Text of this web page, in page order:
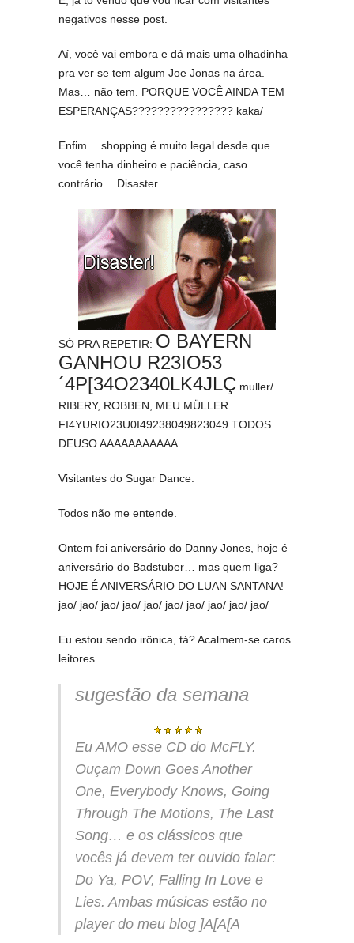
negativos nesse post.
Aí, você vai embora e dá mais uma olhadinha
pra ver se tem algum Joe Jonas na área.
Mas… não tem. PORQUE VOCÊ AINDA TEM
ESPERANÇAS???????????????? kaka/
Enfim… shopping é muito legal desde que
você tenha dinheiro e paciência, caso
contrário… Disaster.
SÓ PRA REPETIR: O BAYERN
GANHOU R23IO53
´4P[34O2340LK4JLÇ muller/
RIBERY, ROBBEN, MEU MÜLLER
FI4YURIO23U0I49238049823049 TODOS
DEUSO AAAAAAAAAAA
Visitantes do Sugar Dance:
Todos não me entende.
Ontem foi aniversário do Danny Jones, hoje é
aniversário do Badstuber… mas quem liga?
HOJE É ANIVERSÁRIO DO LUAN SANTANA!
jao/ jao/ jao/ jao/ jao/ jao/ jao/ jao/ jao/ jao/
Eu estou sendo irônica, tá? Acalmem-se caros
leitores.
sugestão da semana
Eu AMO esse CD do McFLY.
Ouçam Down Goes Another
One, Everybody Knows, Going
Through The Motions, The Last
Song… e os clássicos que
vocês já devem ter ouvido falar:
Do Ya, POV, Falling In Love e
Lies. Ambas músicas estão no
player do meu blog ]A[A[A